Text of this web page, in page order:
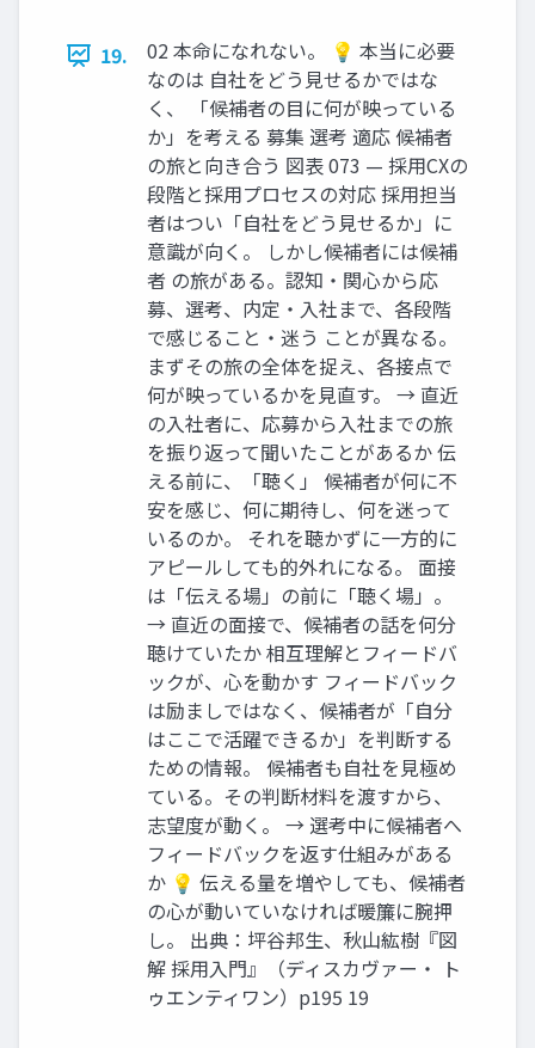
19.
02 本命になれない。 💡 本当に必要
なのは 自社をどう見せるかではな
く、 「候補者の目に何が映っている
か」を考える 募集 選考 適応 候補者
の旅と向き合う 図表 073 — 採用CXの
段階と採用プロセスの対応 採用担当
者はつい「自社をどう見せるか」に
意識が向く。 しかし候補者には候補
者 の旅がある。認知・関心から応
募、選考、内定・入社まで、各段階
で感じること・迷う ことが異なる。
まずその旅の全体を捉え、各接点で
何が映っているかを見直す。 → 直近
の入社者に、応募から入社までの旅
を振り返って聞いたことがあるか 伝
える前に、「聴く」 候補者が何に不
安を感じ、何に期待し、何を迷って
いるのか。 それを聴かずに一方的に
アピールしても的外れになる。 面接
は「伝える場」の前に「聴く場」。
→ 直近の面接で、候補者の話を何分
聴けていたか 相互理解とフィードバ
ックが、心を動かす フィードバック
は励ましではなく、候補者が「自分
はここで活躍できるか」を判断する
ための情報。 候補者も自社を見極め
ている。その判断材料を渡すから、
志望度が動く。 → 選考中に候補者へ
フィードバックを返す仕組みがある
か 💡 伝える量を増やしても、候補者
の心が動いていなければ暖簾に腕押
し。 出典：坪谷邦生、秋山紘樹『図
解 採用入門』（ディスカヴァー・ ト
ゥエンティワン）p195 19